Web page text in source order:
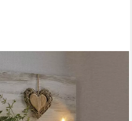
Zen (1 St), LED-Leinwand